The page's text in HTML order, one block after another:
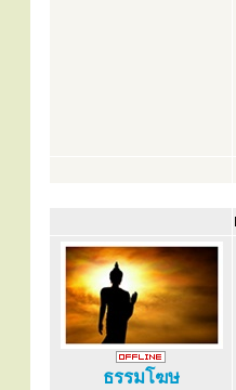
ธรรมโฆษ